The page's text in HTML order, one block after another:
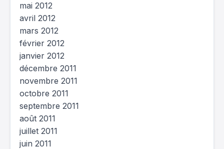
mai 2012
avril 2012
mars 2012
février 2012
janvier 2012
décembre 2011
novembre 2011
octobre 2011
septembre 2011
août 2011
juillet 2011
juin 2011